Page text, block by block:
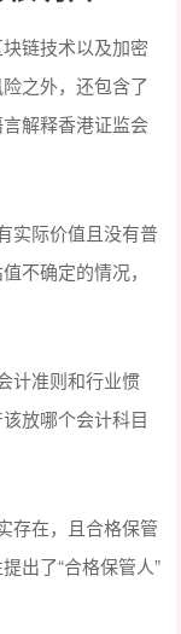
链技术以及加密
之外，还包含了
解释香港证监会
实际价值且没有普
不确定的情况，
计准则和行业惯
放哪个会计科目
存在，且合格保管
出了“合格保管人”